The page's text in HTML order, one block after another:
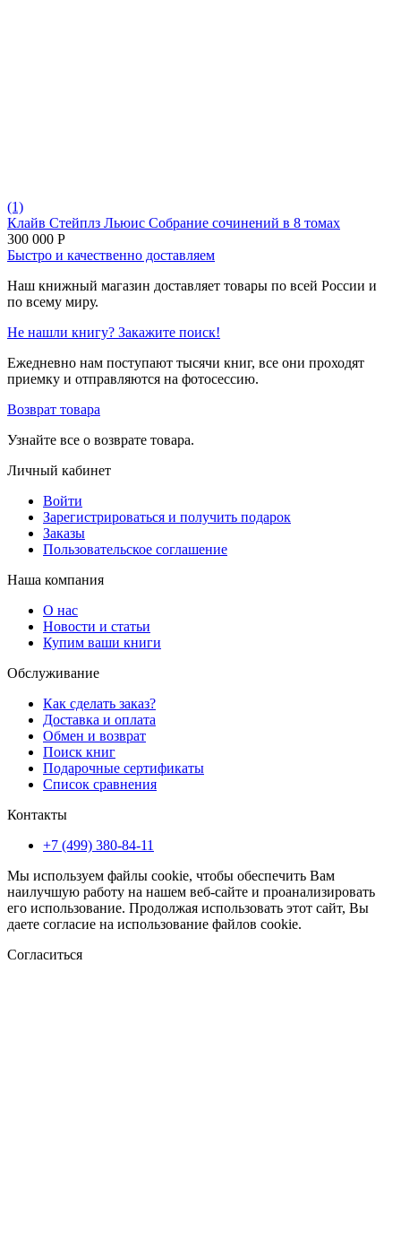
(1)
Клайв Стейплз Льюис Собрание сочинений в 8 томах
300 000 Р
Быстро и качественно доставляем
Наш книжный магазин доставляет товары по всей России и
по всему миру.
Не нашли книгу? Закажите поиск!
Ежедневно нам поступают тысячи книг, все они проходят
приемку и отправляются на фотосессию.
Возврат товара
Узнайте все о возврате товара.
Личный кабинет
Войти
Зарегистрироваться и получить подарок
Заказы
Пользовательское соглашение
Наша компания
О нас
Новости и статьи
Купим ваши книги
Обслуживание
Как сделать заказ?
Доставка и оплата
Обмен и возврат
Поиск книг
Подарочные сертификаты
Список сравнения
Контакты
+7 (499) 380-84-11
Мы используем файлы cookie, чтобы обеспечить Вам
наилучшую работу на нашем веб-сайте и проанализировать
его использование. Продолжая использовать этот сайт, Вы
даете согласие на использование файлов cookie.
Согласиться